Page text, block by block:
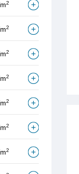
2
2
2
2
2
2
2